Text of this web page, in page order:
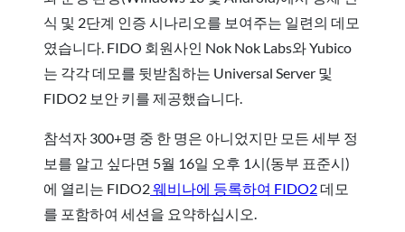
식 및 2단계 인증 시나리오를 보여주는 일련의 데모
였습니다. FIDO 회원사인 Nok Nok Labs와 Yubico
는 각각 데모를 뒷받침하는 Universal Server 및
FIDO2 보안 키를 제공했습니다.
참석자 300+명 중 한 명은 아니었지만 모든 세부 정
보를 알고 싶다면 5월 16일 오후 1시(동부 표준시)
에 열리는 FIDO2웨비나에 등록하여 FIDO2데모
를 포함하여 세션을 요약하십시오.